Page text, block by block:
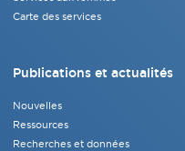
Carte des services
Publications et actualités
Nouvelles
Ressources
Recherches et données